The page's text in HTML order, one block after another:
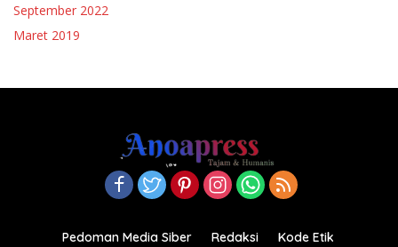
September 2022
Maret 2019
Pedoman Media Siber Redaksi Kode Etik